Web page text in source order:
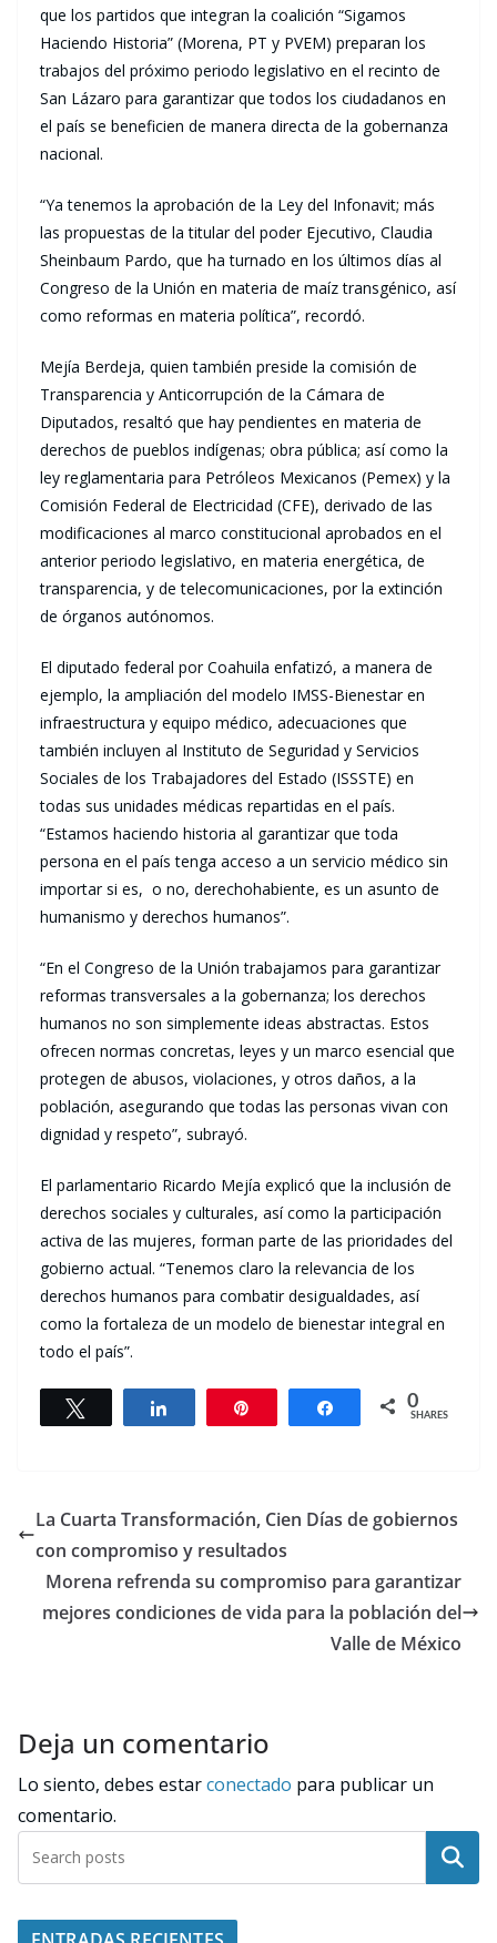
que los partidos que integran la coalición “Sigamos
Haciendo Historia” (Morena, PT y PVEM) preparan los
trabajos del próximo periodo legislativo en el recinto de
San Lázaro para garantizar que todos los ciudadanos en
el país se beneficien de manera directa de la gobernanza
nacional.
“Ya tenemos la aprobación de la Ley del Infonavit; más
las propuestas de la titular del poder Ejecutivo, Claudia
Sheinbaum Pardo, que ha turnado en los últimos días al
Congreso de la Unión en materia de maíz transgénico, así
como reformas en materia política”, recordó.
Mejía Berdeja, quien también preside la comisión de
Transparencia y Anticorrupción de la Cámara de
Diputados, resaltó que hay pendientes en materia de
derechos de pueblos indígenas; obra pública; así como la
ley reglamentaria para Petróleos Mexicanos (Pemex) y la
Comisión Federal de Electricidad (CFE), derivado de las
modificaciones al marco constitucional aprobados en el
anterior periodo legislativo, en materia energética, de
transparencia, y de telecomunicaciones, por la extinción
de órganos autónomos.
El diputado federal por Coahuila enfatizó, a manera de
ejemplo, la ampliación del modelo IMSS-Bienestar en
infraestructura y equipo médico, adecuaciones que
también incluyen al Instituto de Seguridad y Servicios
Sociales de los Trabajadores del Estado (ISSSTE) en
todas sus unidades médicas repartidas en el país.
“Estamos haciendo historia al garantizar que toda
persona en el país tenga acceso a un servicio médico sin
importar si es, o no, derechohabiente, es un asunto de
humanismo y derechos humanos”.
“En el Congreso de la Unión trabajamos para garantizar
reformas transversales a la gobernanza; los derechos
humanos no son simplemente ideas abstractas. Estos
ofrecen normas concretas, leyes y un marco esencial que
protegen de abusos, violaciones, y otros daños, a la
población, asegurando que todas las personas vivan con
dignidad y respeto”, subrayó.
El parlamentario Ricardo Mejía explicó que la inclusión de
derechos sociales y culturales, así como la participación
activa de las mujeres, forman parte de las prioridades del
gobierno actual. “Tenemos claro la relevancia de los
derechos humanos para combatir desigualdades, así
como la fortaleza de un modelo de bienestar integral en
todo el país”.
Share 0
SHARES
La Cuarta Transformación, Cien Días de gobiernos
con compromiso y resultados
Morena refrenda su compromiso para garantizar
mejores condiciones de vida para la población del
Valle de México
Deja un comentario
Lo siento, debes estarconectado para publicar un
comentario.
Buscar